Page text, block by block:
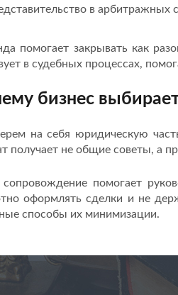
в арбитражных
помогает закрывать как
в судебных процессах,
бизнес
на себя юридическую
получает не общие советы, а
сопровождение помогает
оформлять сделки и не
способы их минимизации.